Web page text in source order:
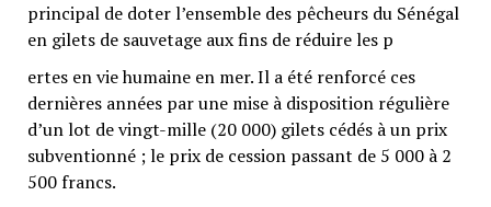
principal de doter l’ensemble des pêcheurs du Sénégal
en gilets de sauvetage aux fins de réduire les p
ertes en vie humaine en mer. Il a été renforcé ces
dernières années par une mise à disposition régulière
d’un lot de vingt-mille (20 000) gilets cédés à un prix
subventionné ; le prix de cession passant de 5 000 à 2
500 francs.